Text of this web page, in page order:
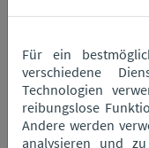
Wertstoffhof
Wertstoffhof
Wertstoffhof
Für ein
verschiedene
Technologien
reibungslose
Andere werden
analysieren und